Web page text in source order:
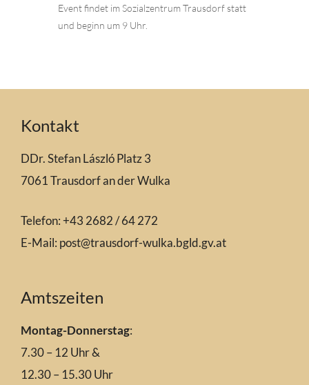
Event findet im Sozialzentrum Trausdorf statt
und beginn um 9 Uhr.
Kontakt
DDr. Stefan László Platz 3
7061 Trausdorf an der Wulka
Telefon: +43 2682 / 64 272
E-Mail: post@trausdorf-wulka.bgld.gv.at
Amtszeiten
Montag-Donnerstag:
7.30 – 12 Uhr &
12.30 – 15.30 Uhr